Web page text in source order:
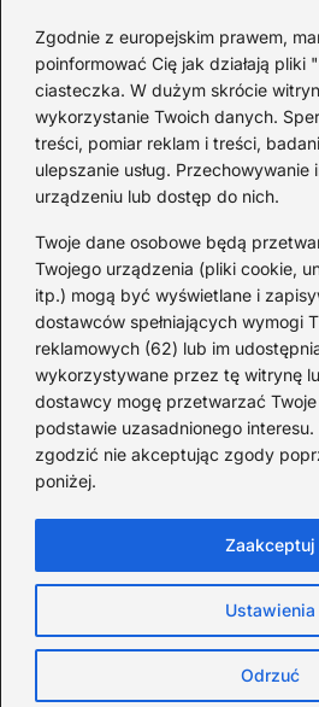
Zgodnie z europejskim prawem,
poinformować Cię jak działają pliki
ciasteczka. W dużym skrócie
wykorzystanie Twoich danych.
treści, pomiar reklam i treści,
ulepszanie usług. Przechowywanie
urządzeniu lub dostęp do nich.
Twoje dane osobowe będą
Twojego urządzenia (pliki cookie,
itp.) mogą być wyświetlane i
dostawców spełniających wymogi
reklamowych (62) lub im
wykorzystywane przez tę witrynę
dostawcy mogę przetwarzać
podstawie uzasadnionego
zgodzić nie akceptując zgody
poniżej.
Ustawienia
Odrzuć
Zaakceptuj
2026-08-02
Krzysztofie
2026-07-20
Mało znane
Wisławie
2026-07-16
potopie
2026-07-15
Mało znane
2026-07-12
Copyright ©
Strona główna Polityka Cookies